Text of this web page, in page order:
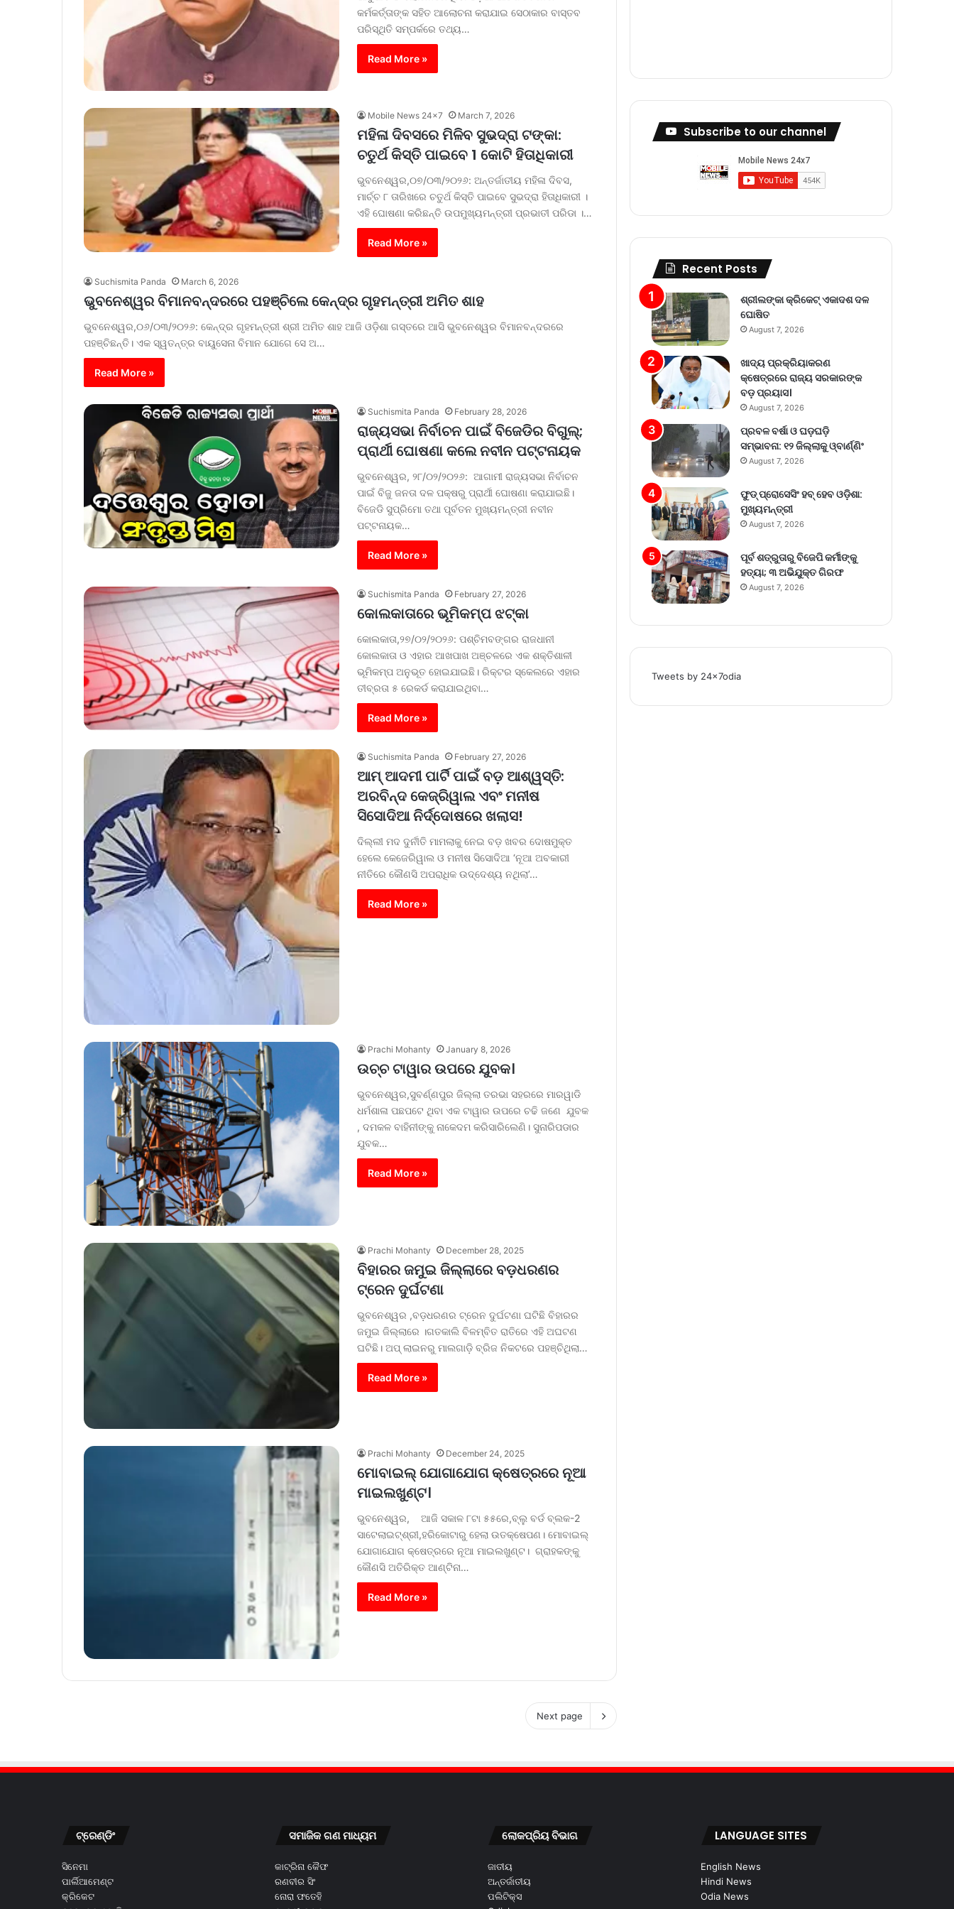
କର୍ମକର୍ତ୍ତାଙ୍କ ସହିତ ଆଲୋଚନା କରାଯାଇ ସେଠାକାର ବାସ୍ତବ
ପରିସ୍ଥିତି ସମ୍ପର୍କରେ ତଥ୍ୟ…
Read More »
Mobile News 24x7 March 7, 2026
ମହିଳା ଦିବସରେ ମିଳିବ ସୁଭଦ୍ରା ଟଙ୍କା:
ଚତୁର୍ଥ କିସ୍ତି ପାଇବେ 1 କୋଟି ହିତାଧିକାରୀ
ଭୁବନେଶ୍ୱର,୦୭/୦୩/୨୦୨୬: ଅନ୍ତର୍ଜାତୀୟ ମହିଳା ଦିବସ,
ମାର୍ଚ୍ଚ ୮ ତାରିଖରେ ଚତୁର୍ଥ କିସ୍ତି ପାଇବେ ସୁଭଦ୍ରା ହିତାଧିକାରୀ ।
ଏହି ଘୋଷଣା କରିଛନ୍ତି ଉପମୁଖ୍ୟମନ୍ତ୍ରୀ ପ୍ରଭାତୀ ପରିଡା ।…
Read More »
Suchismita Panda March 6, 2026
ଭୁବନେଶ୍ୱର ବିମାନବନ୍ଦରରେ ପହଞ୍ଚିଲେ କେନ୍ଦ୍ର ଗୃହମନ୍ତ୍ରୀ ଅମିତ ଶାହ
ଭୁବନେଶ୍ୱର,୦୬/୦୩/୨୦୨୬: କେନ୍ଦ୍ର ଗୃହମନ୍ତ୍ରୀ ଶ୍ରୀ ଅମିତ ଶାହ ଆଜି ଓଡ଼ିଶା ଗସ୍ତରେ ଆସି ଭୁବନେଶ୍ୱର ବିମାନବନ୍ଦରରେ
ପହଞ୍ଚିଛନ୍ତି। ଏକ ସ୍ୱତନ୍ତ୍ର ବାୟୁସେନା ବିମାନ ଯୋଗେ ସେ ଅ…
Read More »
Suchismita Panda February 28, 2026
ରାଜ୍ୟସଭା ନିର୍ବାଚନ ପାଇଁ ବିଜେଡିର ବିଗୁଲ୍;
ପ୍ରାର୍ଥୀ ଘୋଷଣା କଲେ ନବୀନ ପଟ୍ଟନାୟକ
ଭୁବନେଶ୍ୱର, ୨୮/୦୨/୨୦୨୬: ଆଗାମୀ ରାଜ୍ୟସଭା ନିର୍ବାଚନ
ପାଇଁ ବିଜୁ ଜନତା ଦଳ ପକ୍ଷରୁ ପ୍ରାର୍ଥୀ ଘୋଷଣା କରାଯାଇଛି।
ବିଜେଡି ସୁପ୍ରିମୋ ତଥା ପୂର୍ବତନ ମୁଖ୍ୟମନ୍ତ୍ରୀ ନବୀନ
ପଟ୍ଟନାୟକ…
Read More »
Suchismita Panda February 27, 2026
କୋଲକାତାରେ ଭୂମିକମ୍ପ ଝଟ୍‌କା
କୋଲକାତା,୨୭/୦୨/୨୦୨୬: ପଶ୍ଚିମବଙ୍ଗର ରାଜଧାନୀ
କୋଲକାତା ଓ ଏହାର ଆଖପାଖ ଅଞ୍ଚଳରେ ଏକ ଶକ୍ତିଶାଳୀ
ଭୂମିକମ୍ପ ଅନୁଭୂତ ହୋଇଯାଇଛି। ରିକ୍ଟର ସ୍କେଲରେ ଏହାର
ତୀବ୍ରତା ୫ ରେକର୍ଡ କରାଯାଇଥିବା…
Read More »
Suchismita Panda February 27, 2026
ଆମ୍ ଆଦମୀ ପାର୍ଟି ପାଇଁ ବଡ଼ ଆଶ୍ୱସ୍ତି:
ଅରବିନ୍ଦ କେଜ୍ରିୱାଲ ଏବଂ ମନୀଷ
ସିସୋଦିଆ ନିର୍ଦ୍ଦୋଷରେ ଖଲାସ!
ଦିଲ୍ଲୀ ମଦ ଦୁର୍ନୀତି ମାମଲାକୁ ନେଇ ବଡ଼ ଖବର ଦୋଷମୁକ୍ତ
ହେଲେ କେଜେରିୱାଲ ଓ ମନୀଷ ସିସୋଦିଆ ‘ନୂଆ ଅବକାରୀ
ନୀତିରେ କୌଣସି ଅପରାଧିକ ଉଦ୍ଦେଶ୍ୟ ନଥିଲା’…
Read More »
Prachi Mohanty January 8, 2026
ଉଚ୍ଚ ଟାୱାର ଉପରେ ଯୁବକ।
ଭୁବନେଶ୍ୱର,ସୁବର୍ଣ୍ଣପୁର ଜିଲ୍ଲା ତରଭା ସହରରେ ମାରୱାଡି
ଧର୍ମଶାଳା ପଛପଟେ ଥିବା ଏକ ଟାୱାର ଉପରେ ଚଢି ଜଣେ ଯୁବକ
, ଦମକଳ ବାହିନୀଙ୍କୁ ନାକେଦମ କରିସାରିଲେଣି। ସୁନାରିପଡାର
ଯୁବକ…
Read More »
Prachi Mohanty December 28, 2025
ବିହାରର ଜମୁଇ ଜିଲ୍ଲାରେ ବଡ଼ଧରଣର
ଟ୍ରେନ ଦୁର୍ଘଟଣା
ଭୁବନେଶ୍ୱର ,ବଡ଼ଧରଣର ଟ୍ରେନ ଦୁର୍ଘଟଣା ଘଟିଛି ବିହାରର
ଜମୁଇ ଜିଲ୍ଲାରେ ।ଗତକାଲି ବିଳମ୍ବିତ ରାତିରେ ଏହି ଅଘଟଣ
ଘଟିଛି। ଅପ୍ ଲାଇନରୁ ମାଲଗାଡ଼ି ବ୍ରିଜ ନିକଟରେ ପହଞ୍ଚିଥିଲା…
Read More »
Prachi Mohanty December 24, 2025
ମୋବାଇଲ୍ ଯୋଗାଯୋଗ କ୍ଷେତ୍ରରେ ନୂଆ
ମାଇଲଖୁଣ୍ଟ।
ଭୁବନେଶ୍ୱର, ଆଜି ସକାଳ ୮ଟା ୫୫ରେ,ବ୍ଲୁ ବର୍ଡ ବ୍ଲକ-2
ସାଟେଲାଇଟ୍ଶ୍ରୀ,ହରିକୋଟାରୁ ହେଲା ଉତକ୍ଷେପଣ। ମୋବାଇଲ୍
ଯୋଗାଯୋଗ କ୍ଷେତ୍ରରେ ନୂଆ ମାଇଲଖୁଣ୍ଟ। ଗ୍ରାହକଙ୍କୁ
କୌଣସି ଅତିରିକ୍ତ ଆଣ୍ଟିନା…
Read More »
Next page
Subscribe to our channel
Recent Posts
ଶ୍ରୀଲଙ୍କା କ୍ରିକେଟ୍‌ ଏକାଦଶ ଦଳ
ଘୋଷିତ
August 7, 2026
ଖାଦ୍ୟ ପ୍ରକ୍ରିୟାକରଣ
କ୍ଷେତ୍ରରେ ରାଜ୍ୟ ସରକାରଙ୍କ
ବଡ଼ ପ୍ରୟାସ।
August 7, 2026
ପ୍ରବଳ ବର୍ଷା ଓ ଘଡ଼ଘଡ଼ି
ସମ୍ଭାବନା: ୧୨ ଜିଲ୍ଲାକୁ ଓ୍ବାର୍ଣ୍ଣିଂ
August 7, 2026
ଫୁଡ୍ ପ୍ରୋସେସିଂ ହବ୍ ହେବ ଓଡ଼ିଶା:
ମୁଖ୍ୟମନ୍ତ୍ରୀ
August 7, 2026
ପୂର୍ବ ଶତ୍ରୁତାରୁ ବିଜେପି କର୍ମୀଙ୍କୁ
ହତ୍ୟା; ୩ ଅଭିଯୁକ୍ତ ଗିରଫ
August 7, 2026
Tweets by 24x7odia
ଟ୍ରେଣ୍ଡିଂ
ସିନେମା
ପାର୍ଲିଆମେଣ୍ଟ
କ୍ରିକେଟ
ସମାଜିକ ଗଣ ମାଧ୍ୟମ
କାଟ୍ରିନା କୈଫ
ରଣବୀର ସିଂ
ନୋରା ଫତେହି
ଲୋକପ୍ରିୟ ବିଭାଗ
ଜାତୀୟ
ଅନ୍ତର୍ଜାତୀୟ
ପଲିଟିକ୍ସ
LANGUAGE SITES
English News
Hindi News
Odia News